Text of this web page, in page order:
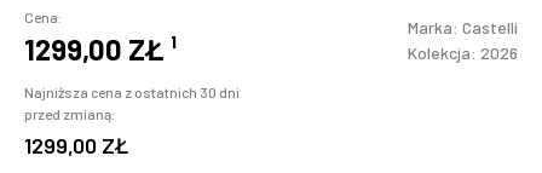
Cena:
1299,00 ZŁ ¹
Najniższa cena z ostatnich 30 dni
przed zmianą:
1299,00 ZŁ
Marka: Castelli
Kolekcja: 2026